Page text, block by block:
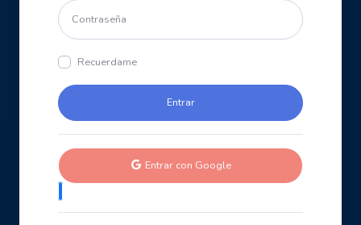
Recuerdame
Entrar con Google